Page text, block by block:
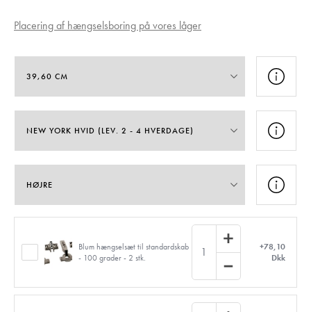
Placering af hængselsboring på vores låger
Blum hængselsæt til standardskab
- 100 grader - 2 stk.
1
+78,10
Dkk